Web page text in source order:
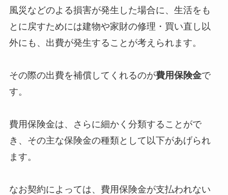
風災などのよる損害が発生した場合に、生活をも
とに戻すためには建物や家財の修理・買い直し以
外にも、出費が発生することが考えられます。
その際の出費を補償してくれるのが費用保険金で
す。
費用保険金は、さらに細かく分類することがで
き、その主な保険金の種類として以下があげられ
ます。
なお契約によっては、費用保険金が支払われない